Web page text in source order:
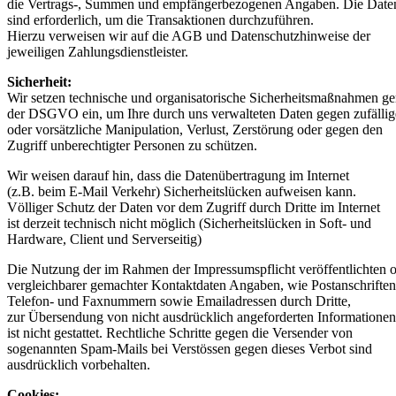
die Vertrags-, Summen und empfängerbezogenen Angaben. Die
sind erforderlich, um die Transaktionen durchzuführen.
Hierzu verweisen wir auf die AGB und Datenschutzhinweise der
jeweiligen Zahlungsdienstleister.
Sicherheit:
Wir setzen technische und organisatorische Sicherheitsmaßnahmen
der DSGVO ein, um Ihre durch uns verwalteten Daten gegen
oder vorsätzliche Manipulation, Verlust, Zerstörung oder gegen den
Zugriff unberechtigter Personen zu schützen.
Wir weisen darauf hin, dass die Datenübertragung im Internet
(z.B. beim E-Mail Verkehr) Sicherheitslücken aufweisen kann.
Völliger Schutz der Daten vor dem Zugriff durch Dritte im Internet
ist derzeit technisch nicht möglich (Sicherheitslücken in Soft- und
Hardware, Client und Serverseitig)
Die Nutzung der im Rahmen der Impressumspflicht veröffentlichten
vergleichbarer gemachter Kontaktdaten Angaben, wie
Telefon- und Faxnummern sowie Emailadressen durch Dritte,
zur Übersendung von nicht ausdrücklich angeforderten
ist nicht gestattet. Rechtliche Schritte gegen die Versender von
sogenannten Spam-Mails bei Verstössen gegen dieses Verbot sind
ausdrücklich vorbehalten.